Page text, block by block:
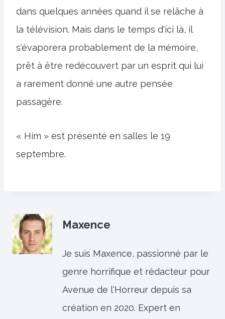
dans quelques années quand il se relâche à
la télévision. Mais dans le temps d'ici là, il
s'évaporera probablement de la mémoire,
prêt à être redécouvert par un esprit qui lui
a rarement donné une autre pensée
passagère.
« Him » est présenté en salles le 19
septembre.
Maxence
Je suis Maxence, passionné par le
genre horrifique et rédacteur pour
Avenue de l'Horreur depuis sa
création en 2020. Expert en